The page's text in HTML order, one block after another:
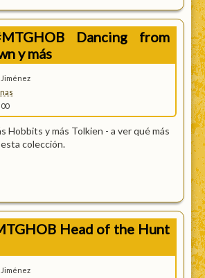
Dancing from
y más
Hobbits y más Tolkien - a ver qué más
colección.
Head of the Hunt